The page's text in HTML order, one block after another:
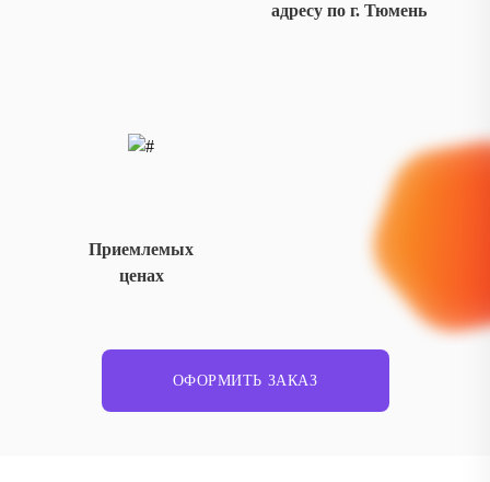
адресу по г. Тюмень
Приемлемых
ценах
ОФОРМИТЬ ЗАКАЗ